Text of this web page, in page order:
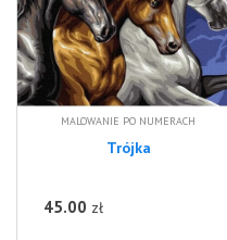
MALOWANIE PO NUMERACH
Trójka
45.00 zł